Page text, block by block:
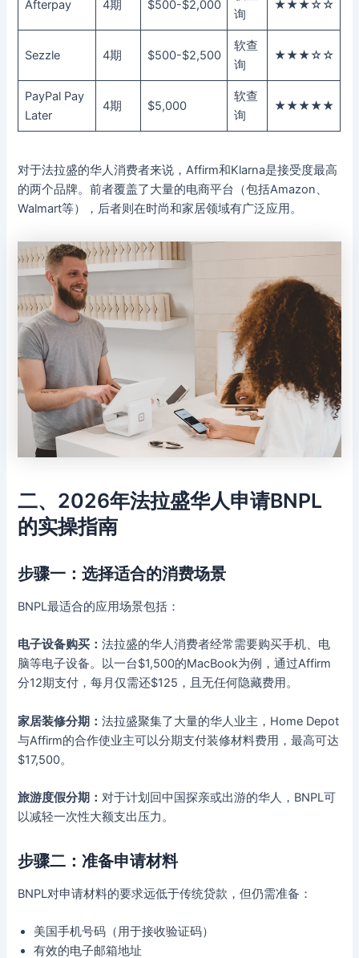
Afterpay 4期 $500-$2,000
询
★★★☆☆
Sezzle 4期 $500-$2,500
软查
询
★★★☆☆
PayPal Pay
Later
4期 $5,000
软查
询
★★★★★
对于法拉盛的华人消费者来说，Affirm和Klarna是接受度最高
的两个品牌。前者覆盖了大量的电商平台（包括Amazon、
Walmart等），后者则在时尚和家居领域有广泛应用。
二、2026年法拉盛华人申请BNPL
的实操指南
步骤一：选择适合的消费场景
BNPL最适合的应用场景包括：
电子设备购买：法拉盛的华人消费者经常需要购买手机、电
脑等电子设备。以一台$1,500的MacBook为例，通过Affirm
分12期支付，每月仅需还$125，且无任何隐藏费用。
家居装修分期：法拉盛聚集了大量的华人业主，Home Depot
与Affirm的合作使业主可以分期支付装修材料费用，最高可达
$17,500。
旅游度假分期：对于计划回中国探亲或出游的华人，BNPL可
以减轻一次性大额支出压力。
步骤二：准备申请材料
BNPL对申请材料的要求远低于传统贷款，但仍需准备：
美国手机号码（用于接收验证码）
有效的电子邮箱地址